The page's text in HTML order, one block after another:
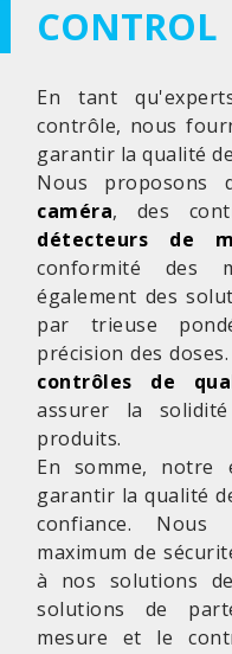
CONTROL
En tant
contrôle, nous
garantir la qualité
Nous proposons
caméra, des
détecteurs de
conformité des
également des
par trieuse
précision des
contrôles de
assurer la
produits.
En somme, notre
garantir la qualité
confiance. Nous
maximum de
à nos solutions
solutions de
mesure et le